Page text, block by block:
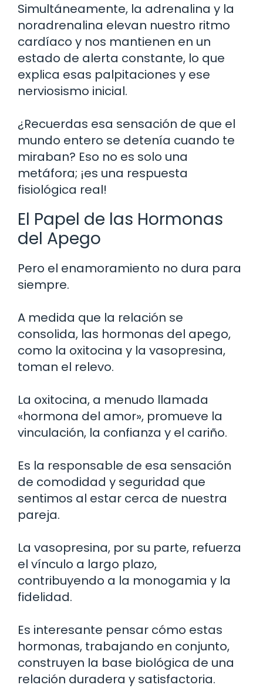
Simultáneamente, la adrenalina y la
noradrenalina elevan nuestro ritmo
cardíaco y nos mantienen en un
estado de alerta constante, lo que
explica esas palpitaciones y ese
nerviosismo inicial.
¿Recuerdas esa sensación de que el
mundo entero se detenía cuando te
miraban? Eso no es solo una
metáfora; ¡es una respuesta
fisiológica real!
El Papel de las Hormonas
del Apego
Pero el enamoramiento no dura para
siempre.
A medida que la relación se
consolida, las hormonas del apego,
como la oxitocina y la vasopresina,
toman el relevo.
La oxitocina, a menudo llamada
«hormona del amor», promueve la
vinculación, la confianza y el cariño.
Es la responsable de esa sensación
de comodidad y seguridad que
sentimos al estar cerca de nuestra
pareja.
La vasopresina, por su parte, refuerza
el vínculo a largo plazo,
contribuyendo a la monogamia y la
fidelidad.
Es interesante pensar cómo estas
hormonas, trabajando en conjunto,
construyen la base biológica de una
relación duradera y satisfactoria.